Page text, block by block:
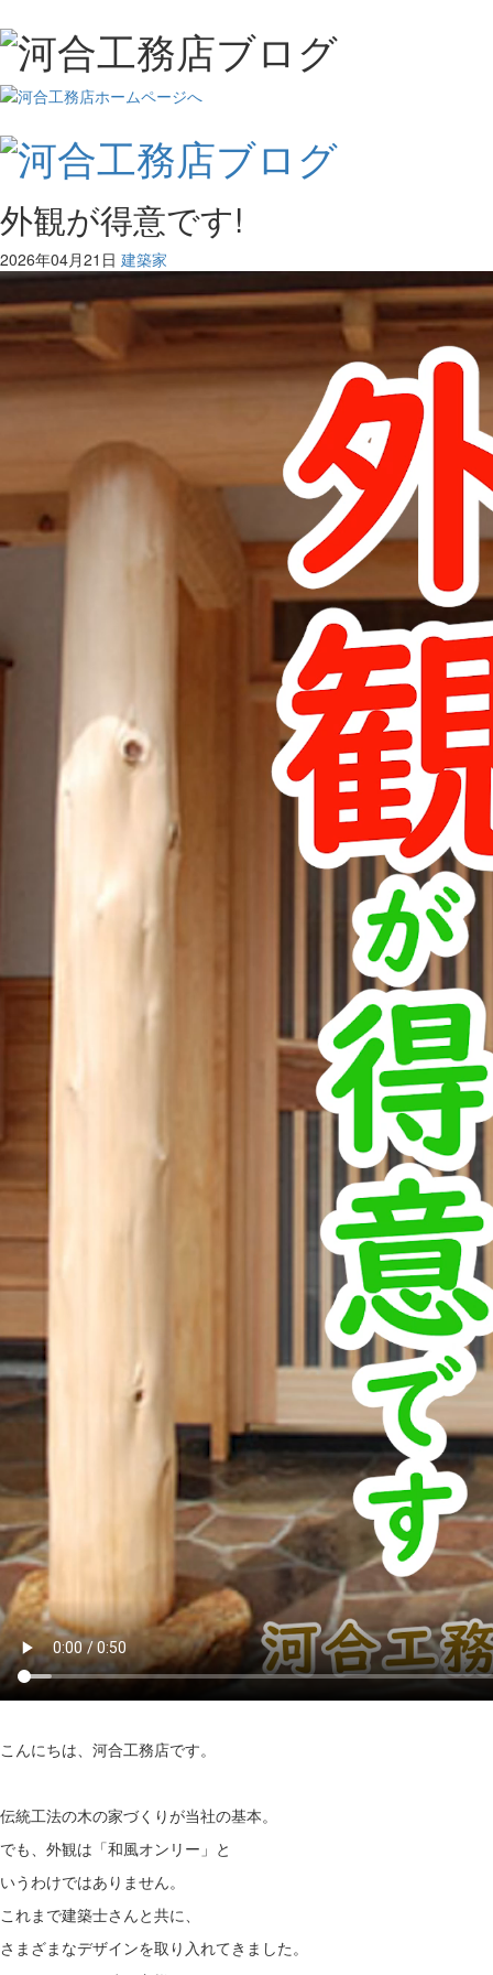
外観が得意です!
2026年04月21日 建築家
こんにちは、河合工務店です。
伝統工法の木の家づくりが当社の基本。
でも、外観は「和風オンリー」と
いうわけではありません。
これまで建築士さんと共に、
さまざまなデザインを取り入れてきました。